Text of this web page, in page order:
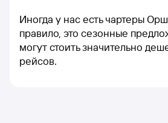
Иногда у нас есть чартеры
правило, это сезонные
могут стоить значительно
рейсов.